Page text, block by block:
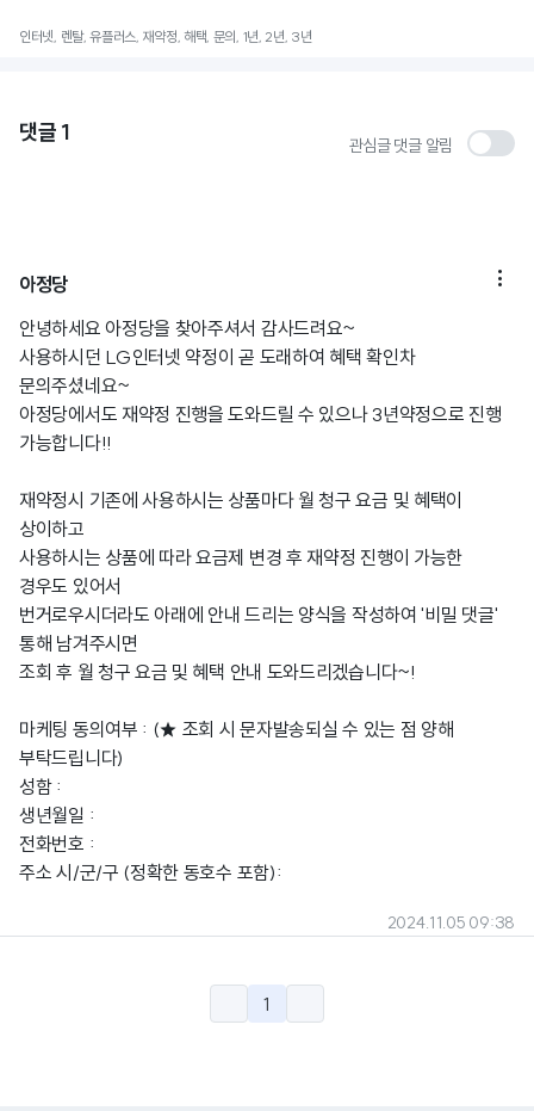
인터넷, 렌탈, 유플러스, 재약정, 해택, 문의, 1년, 2년, 3년
댓글 1 관심글 댓글 알림
아정당 
안녕하세요 아정당을 찾아주셔서 감사드려요~
사용하시던 LG인터넷 약정이 곧 도래하여 혜택 확인차
문의주셨네요~
아정당에서도 재약정 진행을 도와드릴 수 있으나 3년약정으로 진행
가능합니다!!
재약정시 기존에 사용하시는 상품마다 월 청구 요금 및 혜택이
상이하고
사용하시는 상품에 따라 요금제 변경 후 재약정 진행이 가능한
경우도 있어서
번거로우시더라도 아래에 안내 드리는 양식을 작성하여 '비밀 댓글'
통해 남겨주시면
조회 후 월 청구 요금 및 혜택 안내 도와드리겠습니다~!
마케팅 동의여부 : (★ 조회 시 문자발송되실 수 있는 점 양해
부탁드립니다)
성함 :
생년월일 :
전화번호 :
주소 시/군/구 (정확한 동호수 포함):
2024.11.05 09:38
1